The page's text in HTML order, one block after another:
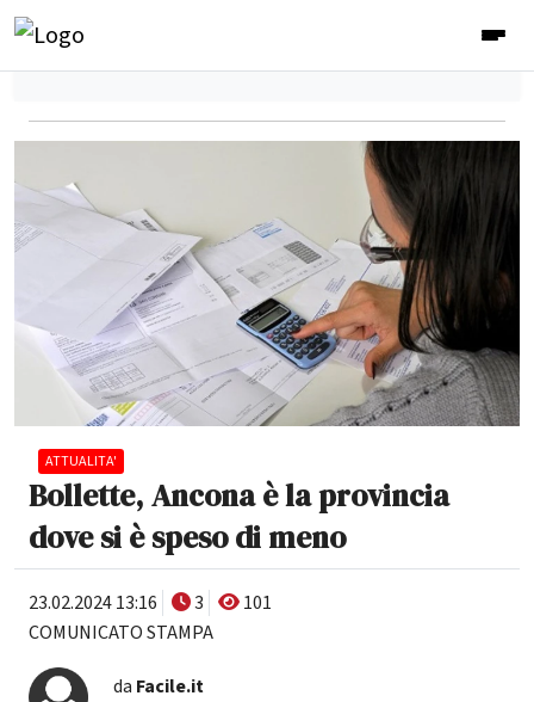
ATTUALITA'
Bollette, Ancona è la provincia
dove si è speso di meno
23.02.2024 13:16 3
101
COMUNICATO STAMPA
da Facile.it